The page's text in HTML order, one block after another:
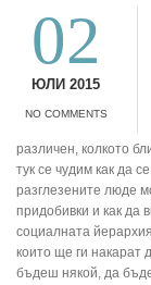
02
ЮЛИ 2015
NO COMMENTS
различен, колкото
тук се чудим как да
разглезените люде
придобивки и как да
социалната
които ще ги накарат
бъдеш някой, да